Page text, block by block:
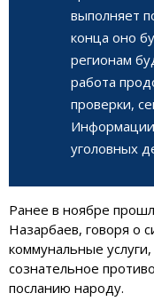
выполняет
конца оно
регионам
работа
проверки,
уголовных
Ранее в ноябре
Назарбаев, говоря о
коммунальные
сознательное
посланию народу.